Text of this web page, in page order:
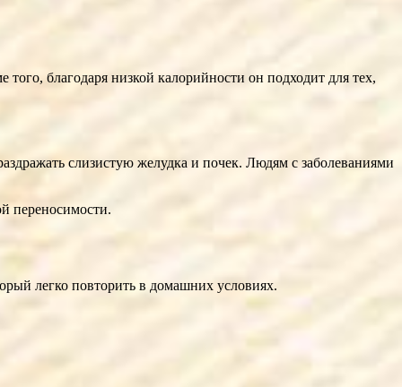
благодаря низкой калорийности он подходит для тех,
слизистую желудка и почек. Людям с заболеваниями
переносимости.
легко повторить в домашних условиях.